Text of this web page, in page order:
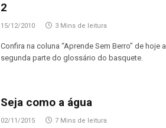
2
15/12/2010 3 Mins de leitura
Confira na coluna “Aprende Sem Berro” de hoje a
segunda parte do glossário do basquete.
Seja como a água
02/11/2015 7 Mins de leitura